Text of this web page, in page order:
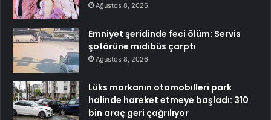
Ağustos 8, 2026
Emniyet şeridinde feci ölüm: Servis
şoförüne midibüs çarptı
Ağustos 8, 2026
Lüks markanın otomobilleri park
halinde hareket etmeye başladı: 310
bin araç geri çağrılıyor